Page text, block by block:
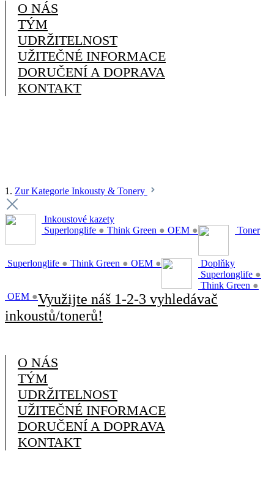
O NÁS
TÝM
UDRŽITELNOST
UŽITEČNÉ INFORMACE
DORUČENÍ A DOPRAVA
KONTAKT
1. Zur Kategorie Inkousty & Tonery
Inkoustové kazety
Superlonglife ● Think Green ● OEM ● Toner
Superlonglife ● Think Green ● OEM ●
Doplňky
Superlonglife ●
Think Green ●
OEM ●Využijte náš 1-2-3 vyhledávač
inkoustů/tonerů!
O NÁS
TÝM
UDRŽITELNOST
UŽITEČNÉ INFORMACE
DORUČENÍ A DOPRAVA
KONTAKT